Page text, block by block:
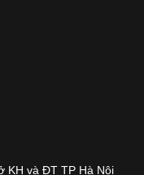
KH và ĐT TP Hà Nội